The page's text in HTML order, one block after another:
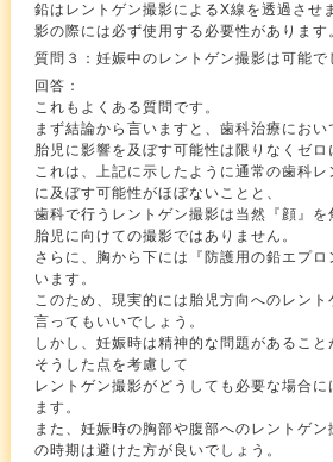
鉛はレントゲン撮影によるX線を透過させ
影の際には必ず使用する必要性があります
質問３：妊娠中のレントゲン撮影は可能で
回答：
これもよくある質問です。
まず結論から言いますと、歯科治療にお
胎児に影響を及ぼす可能性は限りなくゼロ
これは、上記に示したように通常の歯科
に及ぼす可能性がほぼないことと、
歯科で行うレントゲン撮影は当然『顔』を
胎児に向けての撮影ではありません。
さらに、胸から下には『防護用の鉛エプ
います。
このため、現実的には胎児方向へのレント
言ってもいいでしょう。
しかし、妊娠時は精神的な問題があるこ
そうした点を考慮して
レントゲン撮影がどうしても必要な場合に
ます。
また、妊娠時の胸部や腹部へのレントゲ
の時期は避けた方が良いでしょう。